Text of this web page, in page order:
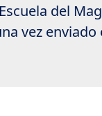
del
vez